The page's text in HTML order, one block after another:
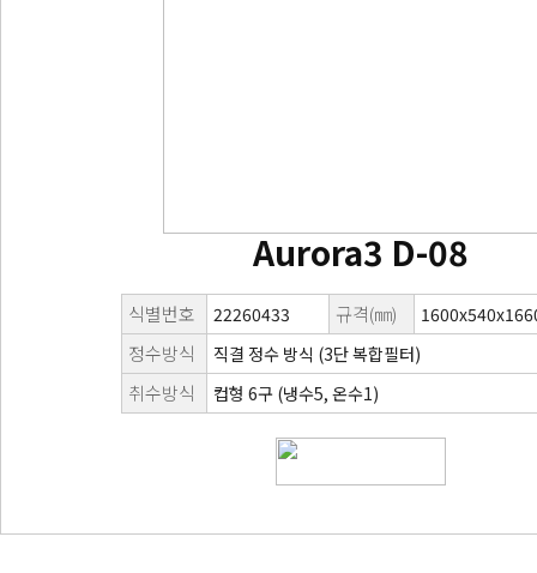
Aurora3 D-08
식별번호 22260433 규격(㎜)
정수방식 직결 정수 방식 (3단 복합필터)
취수방식 컵형 6구 (냉수5, 온수1)